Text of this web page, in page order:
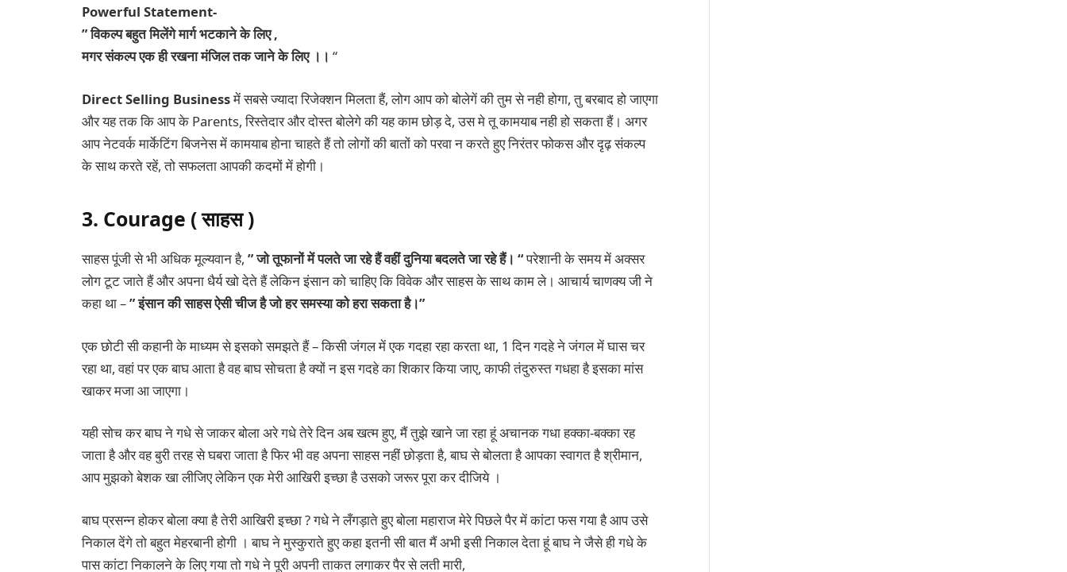
Powerful Statement-
” विकल्प बहुत मिलेंगे मार्ग भटकाने के लिए ,
मगर संकल्प एक ही रखना मंजिल तक जाने के लिए ।। “
Direct Selling Businessमें सबसे ज्यादा रिजेक्शन मिलता हैं, लोग आप को बोलेगें की तुम से नही होगा, तु बरबाद हो जाएगा
और यह तक कि आप के Parents, रिस्तेदार और दोस्त बोलेगे की यह काम छोड़ दे, उस मे तू कामयाब नही हो सकता हैं। अगर
आप नेटवर्क मार्केटिंग बिजनेस में कामयाब होना चाहते हैं तो लोगों की बातों को परवा न करते हुए निरंतर फोकस और दृढ़ संकल्प
के साथ करते रहें, तो सफलता आपकी कदमों में होगी।
3. Courage ( साहस )
साहस पूंजी से भी अधिक मूल्यवान है, ” जो तूफानों में पलते जा रहे हैं वहीं दुनिया बदलते जा रहे हैं। “परेशानी के समय में अक्सर
लोग टूट जाते हैं और अपना धैर्य खो देते हैं लेकिन इंसान को चाहिए कि विवेक और साहस के साथ काम ले। आचार्य चाणक्य जी ने
कहा था –” इंसान की साहस ऐसी चीज है जो हर समस्या को हरा सकता है।”
एक छोटी सी कहानी के माध्यम से इसको समझते हैं – किसी जंगल में एक गदहा रहा करता था, 1 दिन गदहे ने जंगल में घास चर
रहा था, वहां पर एक बाघ आता है वह बाघ सोचता है क्यों न इस गदहे का शिकार किया जाए, काफी तंदुरुस्त गधहा है इसका मांस
खाकर मजा आ जाएगा।
यही सोच कर बाघ ने गधे से जाकर बोला अरे गधे तेरे दिन अब खत्म हुए, मैं तुझे खाने जा रहा हूं अचानक गधा हक्का-बक्का रह
जाता है और वह बुरी तरह से घबरा जाता है फिर भी वह अपना साहस नहीं छोड़ता है, बाघ से बोलता है आपका स्वागत है श्रीमान,
आप मुझको बेशक खा लीजिए लेकिन एक मेरी आखिरी इच्छा है उसको जरूर पूरा कर दीजिये ।
बाघ प्रसन्न होकर बोला क्या है तेरी आखिरी इच्छा ? गधे ने लँगड़ाते हुए बोला महाराज मेरे पिछले पैर में कांटा फस गया है आप उसे
निकाल देंगे तो बहुत मेहरबानी होगी । बाघ ने मुस्कुराते हुए कहा इतनी सी बात मैं अभी इसी निकाल देता हूं बाघ ने जैसे ही गधे के
पास कांटा निकालने के लिए गया तो गधे ने पूरी अपनी ताकत लगाकर पैर से लती मारी,